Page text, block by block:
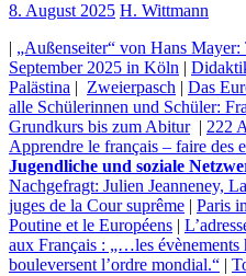
8. August 2025 H. Wittmann
| „Außenseiter“ von Hans
September 2025 in Köln |
Palästina | Zweierpasch | Das
alle Schülerinnen und Schüler:
Grundkurs bis zum Abitur| 222
Apprendre le français – faire des
Jugendliche und soziale
Nachgefragt: Julien Jeanneney,
juges de la Cour suprême | Paris
Poutine et le Européens |
aux Français : „…les évènements
bouleversent l’ordre mondial.“ |